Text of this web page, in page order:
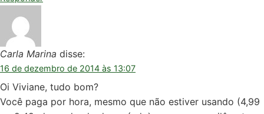
Carla Marina disse:
16 de dezembro de 2014 às 13:07
Oi Viviane, tudo bom?
Você paga por hora, mesmo que não estiver usando (4,99